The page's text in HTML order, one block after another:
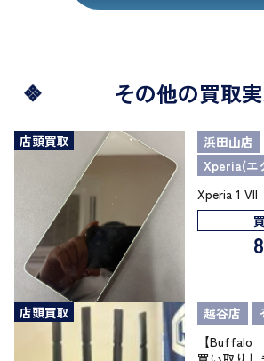
その他の買取
店頭買取 浜田山店
Xperia(エ
Xperia 1 VII
店頭買取 越谷店
【Buffalo